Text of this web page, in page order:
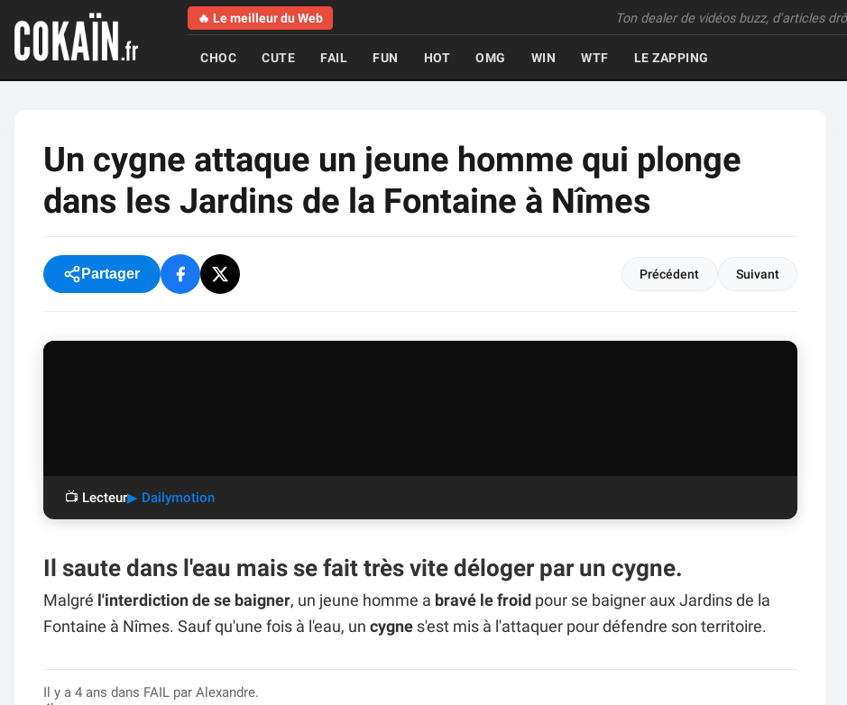
🔥 Le meilleur du Web Ton dealer de vidéos buzz, d'articles
CHOC CUTE FAIL FUN HOT OMG WIN WTF LE ZAPPING
Un cygne attaque un jeune homme qui plonge
dans les Jardins de la Fontaine à Nîmes
Partager Précédent Suivant
📺 Lecteur▶ Dailymotion
Il saute dans l'eau mais se fait très vite déloger par un cygne.
Malgré l'interdiction de se baigner, un jeune homme a bravé le froid pour se baigner aux Jardins de la
Fontaine à Nîmes. Sauf qu'une fois à l'eau, un cygne s'est mis à l'attaquer pour défendre son territoire.
Il y a 4 ans dans FAIL par Alexandre.